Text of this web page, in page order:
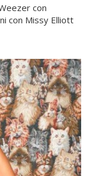
con
con Missy Elliott